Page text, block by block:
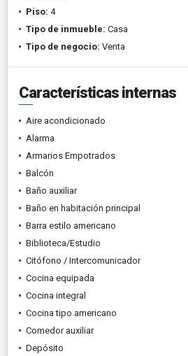
Piso: 4
Tipo de inmueble: Casa
Tipo de negocio: Venta
Características internas
Aire acondicionado
Alarma
Armarios Empotrados
Balcón
Baño auxiliar
Baño en habitación principal
Barra estilo americano
Biblioteca/Estudio
Citófono / Intercomunicador
Cocina equipada
Cocina integral
Cocina tipo americano
Comedor auxiliar
Depósito